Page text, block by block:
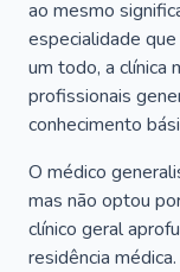
ao mesmo
especialidade
um todo, a clínica
profissionais
conhecimento
O médico
mas não optou
clínico geral
residência